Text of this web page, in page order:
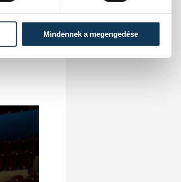
Mindennek a megengedése